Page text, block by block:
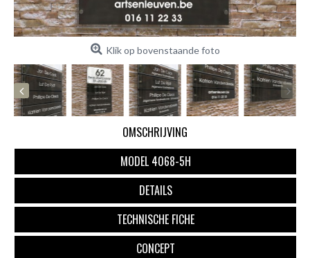
Klik op bovenstaande foto
OMSCHRIJVING
MODEL 4068-5H
DETAILS
TECHNISCHE FICHE
CONCEPT